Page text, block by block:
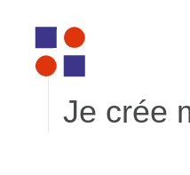
Je crée